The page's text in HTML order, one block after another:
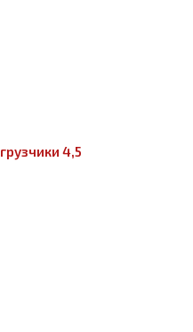
4,5